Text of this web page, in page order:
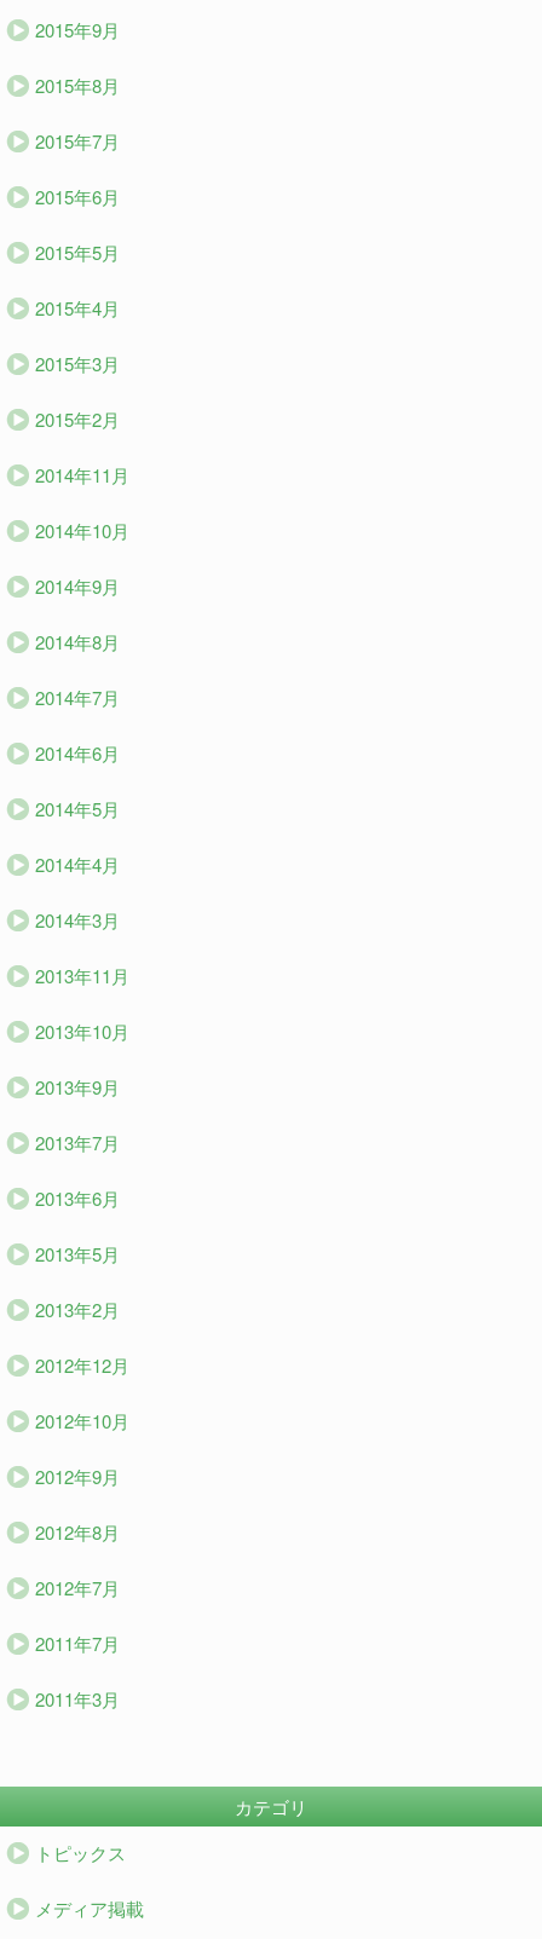
2015年9月
2015年8月
2015年7月
2015年6月
2015年5月
2015年4月
2015年3月
2015年2月
2014年11月
2014年10月
2014年9月
2014年8月
2014年7月
2014年6月
2014年5月
2014年4月
2014年3月
2013年11月
2013年10月
2013年9月
2013年7月
2013年6月
2013年5月
2013年2月
2012年12月
2012年10月
2012年9月
2012年8月
2012年7月
2011年7月
2011年3月
カテゴリ
トピックス
メディア掲載